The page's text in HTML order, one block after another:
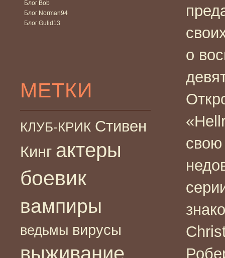
Блог Bob
Блог Norman94
Блог Gulid13
МЕТКИ
КЛУБ-КРИК Стивен
Кинг актеры
боевик
вампиры
ведьмы вирусы
выживание
о
свою